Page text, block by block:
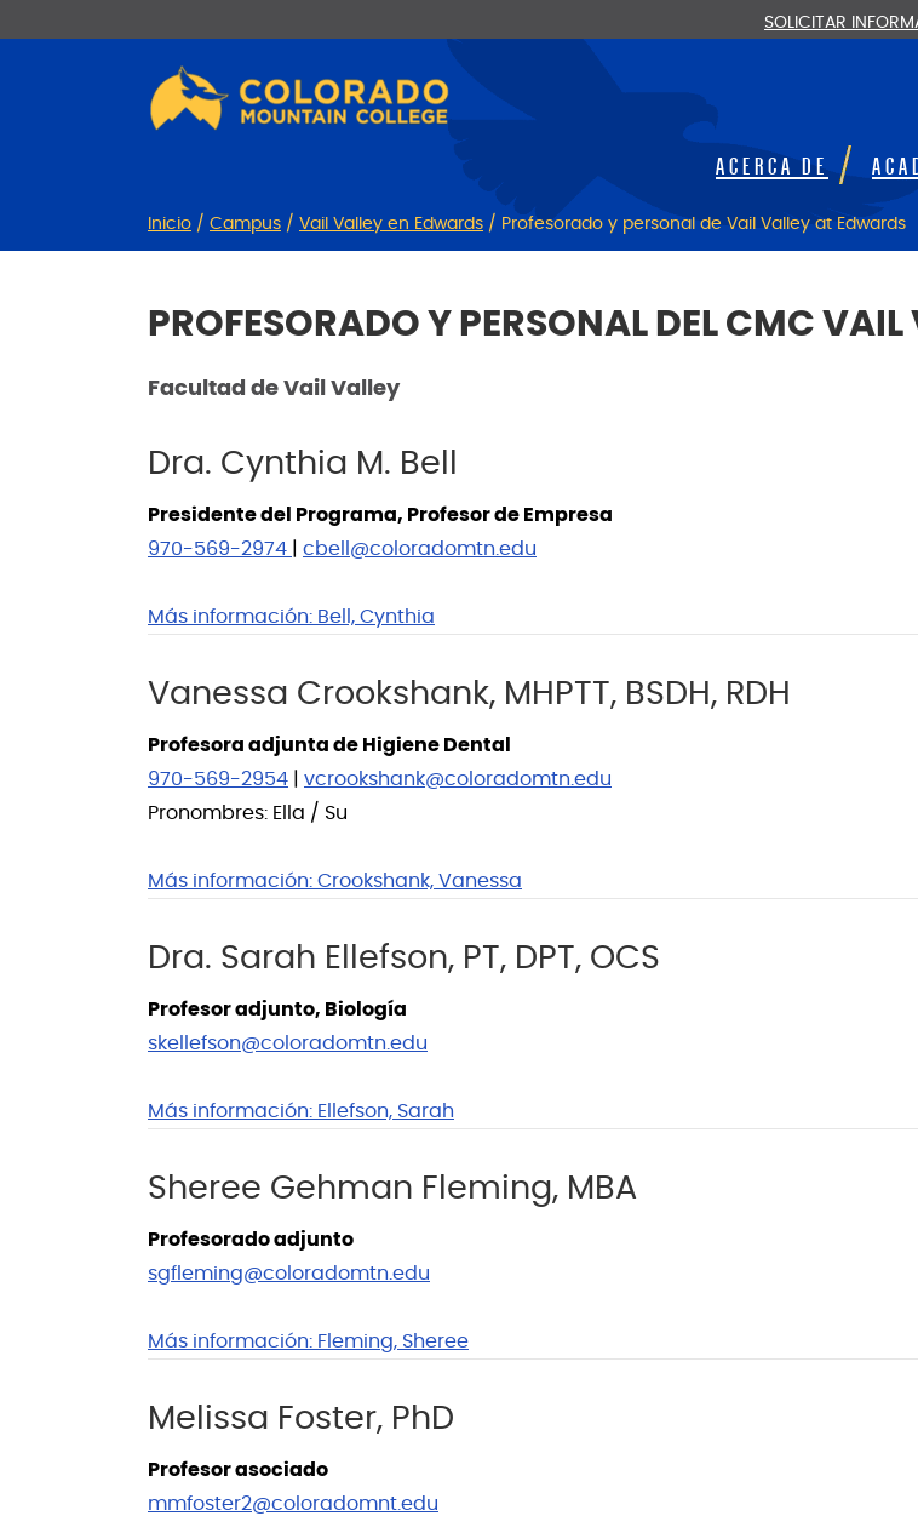
SOLICITAR
ACERCA DE
Inicio / Campus / Vail Valley en Edwards / Profesorado y personal de Vail Valley at Edwards
PROFESORADO Y PERSONAL DEL CMC
Facultad de Vail Valley
Dra. Cynthia M. Bell
Presidente del Programa, Profesor de Empresa
970-569-2974
cbell@coloradomtn.edu
Más información: Bell, Cynthia
Vanessa Crookshank, MHPTT, BSDH, RDH
Profesora adjunta de Higiene Dental
970-569-2954
vcrookshank@coloradomtn.edu
Pronombres: Ella / Su
Más información: Crookshank, Vanessa
Dra. Sarah Ellefson, PT, DPT, OCS
Profesor adjunto, Biología
skellefson@coloradomtn.edu
Más información: Ellefson, Sarah
Sheree Gehman Fleming, MBA
Profesorado adjunto
sgfleming@coloradomtn.edu
Más información: Fleming, Sheree
Melissa Foster, PhD
Profesor asociado
mmfoster2@coloradomnt.edu